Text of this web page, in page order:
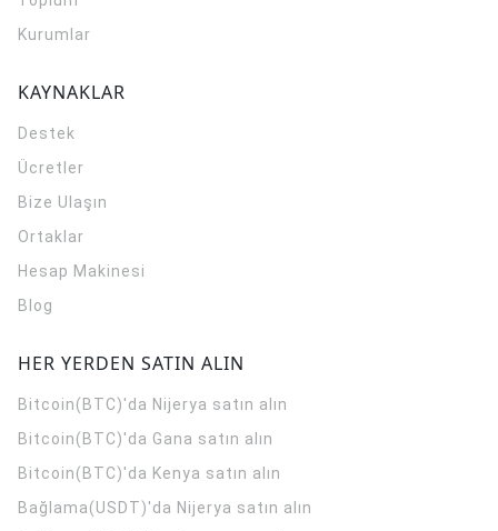
Kurumlar
KAYNAKLAR
Destek
Ücretler
Bize Ulaşın
Ortaklar
Hesap Makinesi
Blog
HER YERDEN SATIN ALIN
Bitcoin(BTC)'da Nijerya satın alın
Bitcoin(BTC)'da Gana satın alın
Bitcoin(BTC)'da Kenya satın alın
Bağlama(USDT)'da Nijerya satın alın